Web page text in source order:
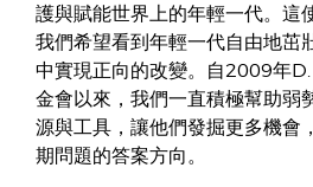
護與賦能世界上的年輕一代。這
我們希望看到年輕一代自由地茁
中實現正向的改變。自2009年
金會以來，我們一直積極幫助弱
源與工具，讓他們發掘更多機會
期問題的答案方向。